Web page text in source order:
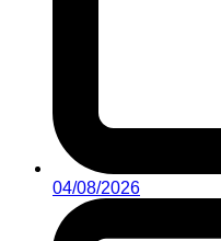
04/08/2026